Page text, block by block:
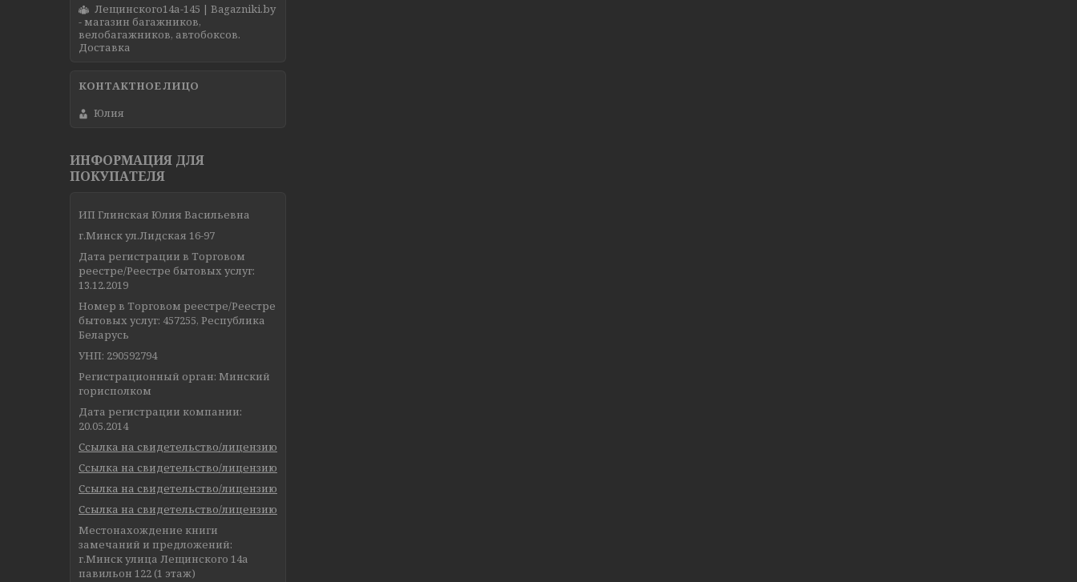
Лещинского14а-145 | Bagazniki.by
- магазин багажников,
велобагажников, автобоксов.
Доставка
Юлия
ИНФОРМАЦИЯ ДЛЯ
ПОКУПАТЕЛЯ
ИП Глинская Юлия Васильевна
г.Минск ул.Лидская 16-97
Дата регистрации в Торговом
реестре/Реестре бытовых услуг:
13.12.2019
Номер в Торговом реестре/Реестре
бытовых услуг: 457255, Республика
Беларусь
УНП: 290592794
Регистрационный орган: Минский
горисполком
Дата регистрации компании:
20.05.2014
Ссылка на свидетельство/лицензию
Ссылка на свидетельство/лицензию
Ссылка на свидетельство/лицензию
Ссылка на свидетельство/лицензию
Местонахождение книги
замечаний и предложений:
г.Минск улица Лещинского 14а
павильон 122 (1 этаж)